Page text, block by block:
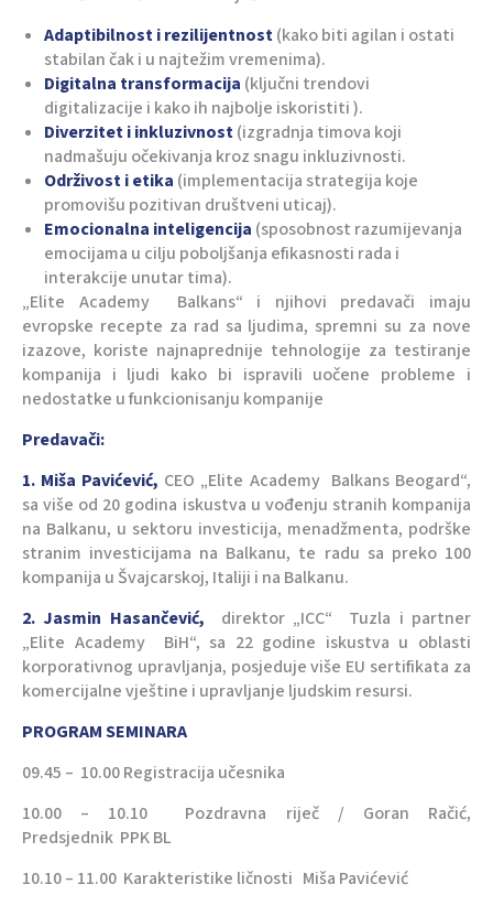
Adaptibilnost i rezilijentnost(kako biti agilan i ostati
stabilan čak i u najtežim vremenima).
Digitalna transformacija (ključni trendovi
digitalizacije i kako ih najbolje iskoristiti ).
Diverzitet i inkluzivnost(izgradnja timova koji
nadmašuju očekivanja kroz snagu inkluzivnosti.
Održivost i etika (implementacija strategija koje
promovišu pozitivan društveni uticaj).
Emocionalna inteligencija (sposobnost razumijevanja
emocijama u cilju poboljšanja efikasnosti rada i
interakcije unutar tima).
„Еlitе Аcаdеmy Bаlkаns“ i njihovi predavači imaju
evropske recepte za rad sa ljudima, spremni su za nove
izazove, koriste najnaprednije tehnologije za testiranje
kompanija i ljudi kako bi ispravili uočene probleme i
nedostatke u funkcionisanju kompanije
Predavači:
1. Miša Pavićević, CEO „Elite Academy Balkans Beogard“,
sa više od 20 godina iskustva u vođenju stranih kompanija
na Balkanu, u sektoru investicija, menadžmenta, podrške
stranim investicijama na Balkanu, te radu sa preko 100
kompanija u Švajcarskoj, Italiji i na Balkanu.
2. Jasmin Hasančević, direktor „ICC“ Tuzla i partner
„Elite Academy BiH“, sa 22 godine iskustva u oblasti
korporativnog upravljanja, posjeduje više EU sertifikata za
komercijalne vještine i upravljanje ljudskim resursi.
PROGRAM SEMINARA
09.45 – 10.00 Registracija učesnika
10.00 – 10.10 Pozdravna riječ / Goran Račić,
Predsjednik PPK BL
10.10 – 11.00 Karakteristike ličnosti Miša Pavićević